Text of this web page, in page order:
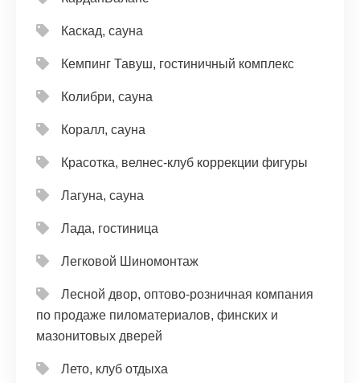
Каскад, сауна
Кемпинг Тавуш, гостиничный комплекс
Колибри, сауна
Коралл, сауна
Красотка, велнес-клуб коррекции фигуры
Лагуна, сауна
Лада, гостиница
Легковой Шиномонтаж
Лесной двор, оптово-розничная компания
по продаже пиломатериалов, финских и
мазонитовых дверей
Лето, клуб отдыха